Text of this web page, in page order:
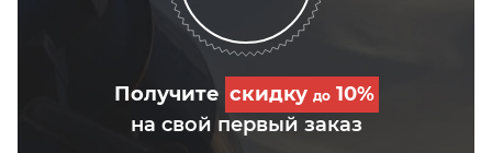
Получите скидку до10%
на свой первый заказ